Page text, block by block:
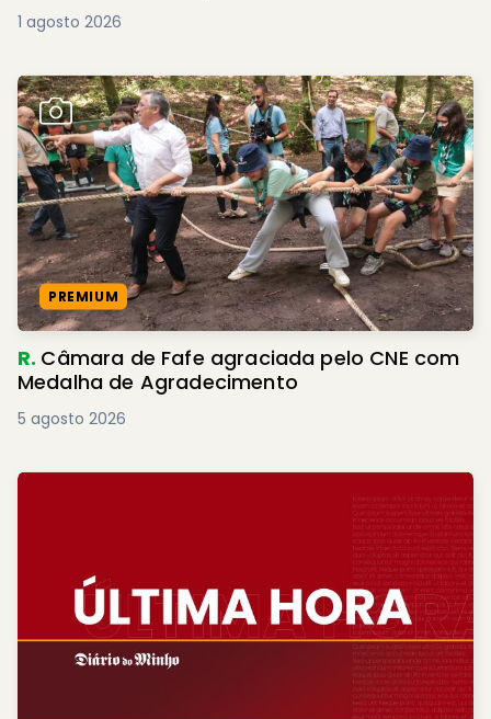
1 agosto 2026
PREMIUM
R. Câmara de Fafe agraciada pelo CNE com
Medalha de Agradecimento
5 agosto 2026